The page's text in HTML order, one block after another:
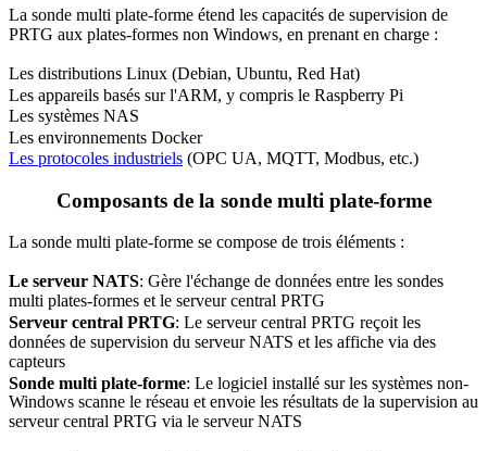
La sonde multi plate-forme étend les capacités de supervision de
PRTG aux plates-formes non Windows, en prenant en charge :
Les distributions Linux (Debian, Ubuntu, Red Hat)
Les appareils basés sur l'ARM, y compris le Raspberry Pi
Les systèmes NAS
Les environnements Docker
Les protocoles industriels (OPC UA, MQTT, Modbus, etc.)
Composants de la sonde multi plate-forme
La sonde multi plate-forme se compose de trois éléments :
Le serveur NATS: Gère l'échange de données entre les sondes
multi plates-formes et le serveur central PRTG
Serveur central PRTG: Le serveur central PRTG reçoit les
données de supervision du serveur NATS et les affiche via des
capteurs
Sonde multi plate-forme: Le logiciel installé sur les systèmes non-
Windows scanne le réseau et envoie les résultats de la supervision au
serveur central PRTG via le serveur NATS